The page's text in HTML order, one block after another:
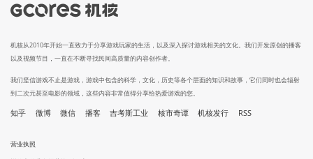
机核从2010年开始一直致力于分享游戏玩家的生活，以及深入探讨游戏相关的文化。我们开发原创的播客
以及视频节目，一直在不断寻找民间高质量的内容创作者。
我们坚信游戏不止是游戏，游戏中包含的科学，文化，历史等各个层面的知识和故事，它们同时也会辐射
到二次元甚至电影的领域，这些内容非常值得分享给热爱游戏的您。
知乎 微博 微信 播客 吉考斯工业 核市奇谭 机核发行 RSS
营业执照